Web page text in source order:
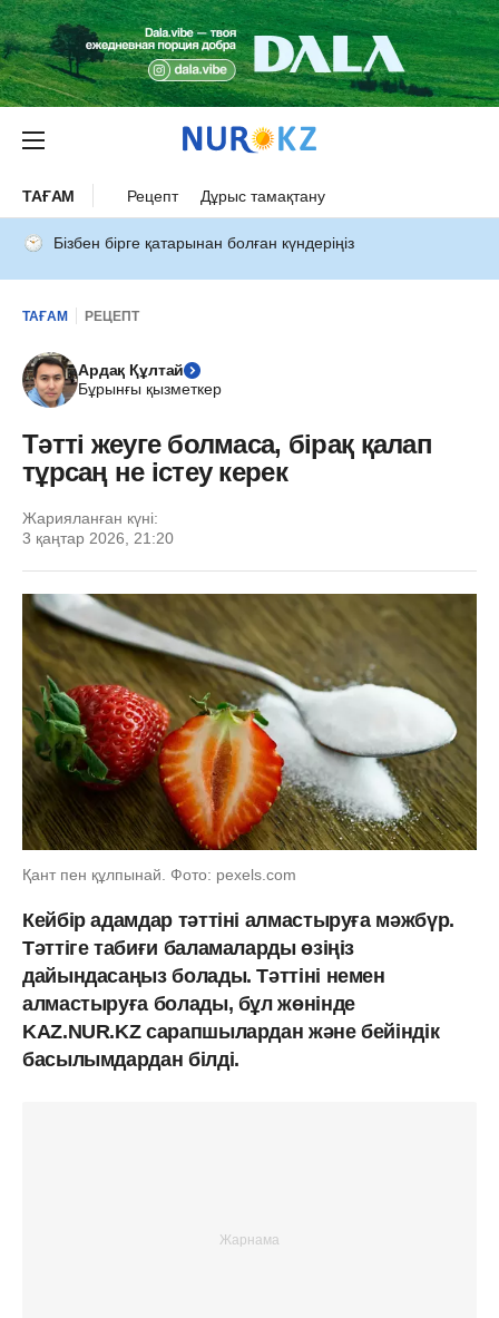
ТАҒАМ Рецепт Дұрыс тамақтану
Бізбен бірге қатарынан болған күндеріңіз
ТАҒАМ РЕЦЕПТ
Ардақ Құлтай
Бұрынғы қызметкер
Тәтті жеуге болмаса, бірақ қалап
тұрсаң не істеу керек
Жарияланған күні:
3 қаңтар 2026, 21:20
Қант пен құлпынай. Фото: pexels.com
Кейбір адамдар тәттіні алмастыруға мәжбүр.
Тәттіге табиғи баламаларды өзіңіз
дайындасаңыз болады. Тәттіні немен
алмастыруға болады, бұл жөнінде
KAZ.NUR.KZ сарапшылардан және бейіндік
басылымдардан білді.